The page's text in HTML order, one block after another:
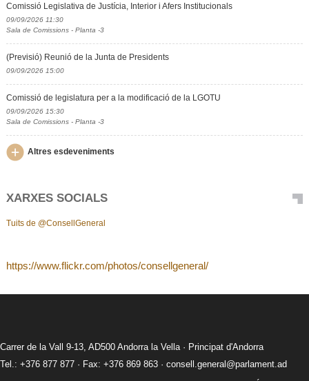
Comissió Legislativa de Justícia, Interior i Afers Institucionals
09/09/2026 11:30
Sala de Comissions - Planta -3
(Previsió) Reunió de la Junta de Presidents
09/09/2026 15:00
Comissió de legislatura per a la modificació de la LGOTU
09/09/2026 15:30
Sala de Comissions - Planta -3
Altres esdeveniments
XARXES SOCIALS
Tuits de @ConsellGeneral
https://www.flickr.com/photos/consellgeneral/
Carrer de la Vall 9-13, AD500 Andorra la Vella · Principat d'Andorra
Tel.: +376 877 877 · Fax: +376 869 863 · consell.general@parlament.ad